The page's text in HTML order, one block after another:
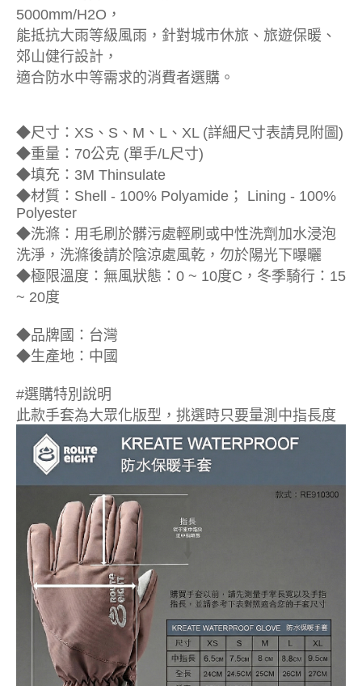
5000mm/H2O，
能抵抗大雨等級風雨，針對城市休旅、旅遊保暖、
郊山健行設計，
適合防水中等需求的消費者選購。
◆尺寸：XS、S、M、L、XL (詳細尺寸表請見附圖)
◆重量：70公克 (單手/L尺寸)
◆填充：3M Thinsulate
◆材質：Shell - 100% Polyamide； Lining - 100%
Polyester
◆洗滌：用毛刷於髒污處輕刷或中性洗劑加水浸泡
洗淨，洗滌後請於陰涼處風乾，勿於陽光下曝曬
◆極限溫度：無風狀態：0 ~ 10度C，冬季騎行：15
~ 20度
◆品牌國：台灣
◆生產地：中國
#選購特別說明
此款手套為大眾化版型，挑選時只要量測中指長度